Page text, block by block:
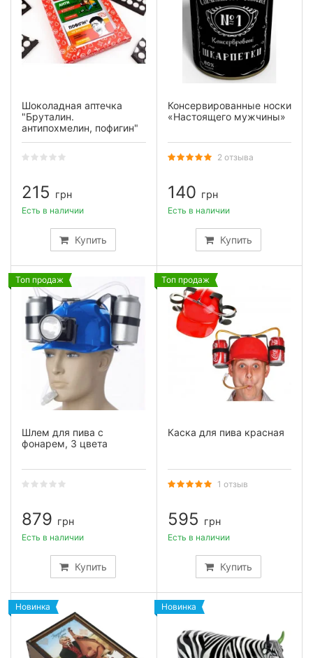
Шоколадная аптечка
"Бруталин.
антипохмелин, пофигин"
215 грн
Купить
Есть в наличии
Консервированные носки
«Настоящего мужчины»
2 отзыва
140 грн
Купить
Есть в наличии
Топ продаж
Шлем для пива с
фонарем, 3 цвета
879 грн
Купить
Есть в наличии
Топ продаж
Каска для пива красная
1 отзыв
595 грн
Купить
Есть в наличии
Новинка Новинка